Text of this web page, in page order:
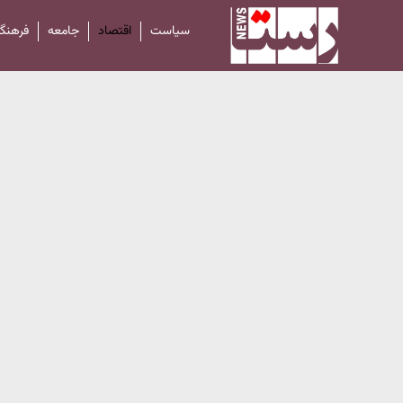
سیاست اقتصاد جامعه